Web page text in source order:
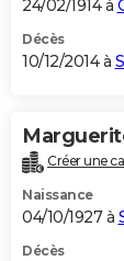
24/02/1914 à
Décès
10/12/2014 à
Créer une
Naissance
04/10/1927 à
Décès